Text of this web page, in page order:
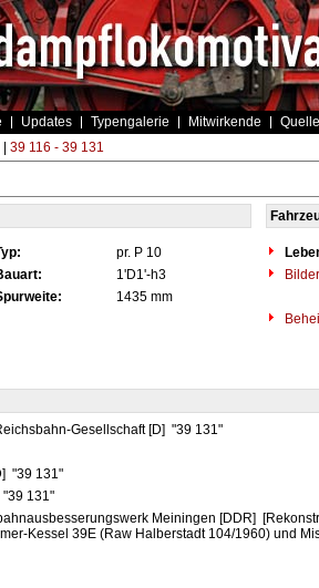
Updates Typengalerie Mitwirkende
39 116 - 39 131
pr. P 10
1'D1'-h3
1435 mm
Gesellschaft [D] "39 131"
"39 131"
131"
Meiningen [DDR]
Kessel 39E (Raw Halberstadt 104/1960) und